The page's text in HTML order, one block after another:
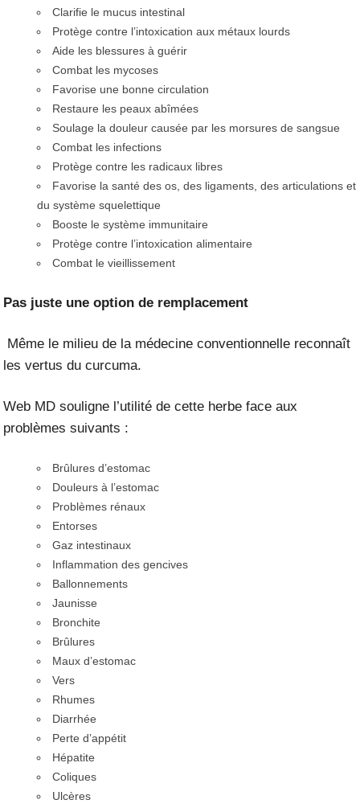
Clarifie le mucus intestinal
Protège contre l’intoxication aux métaux lourds
Aide les blessures à guérir
Combat les mycoses
Favorise une bonne circulation
Restaure les peaux abîmées
Soulage la douleur causée par les morsures de sangsue
Combat les infections
Protège contre les radicaux libres
Favorise la santé des os, des ligaments, des articulations et
du système squelettique
Booste le système immunitaire
Protège contre l’intoxication alimentaire
Combat le vieillissement
Pas juste une option de remplacement
Même le milieu de la médecine conventionnelle reconnaît
les vertus du curcuma.
Web MD souligne l’utilité de cette herbe face aux
problèmes suivants :
Brûlures d’estomac
Douleurs à l’estomac
Problèmes rénaux
Entorses
Gaz intestinaux
Inflammation des gencives
Ballonnements
Jaunisse
Bronchite
Brûlures
Maux d’estomac
Vers
Rhumes
Diarrhée
Perte d’appétit
Hépatite
Coliques
Ulcères